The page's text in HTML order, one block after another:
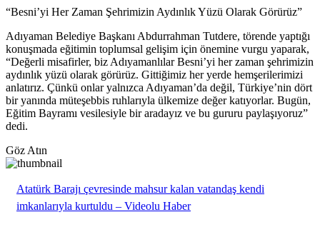
“Besni’yi Her Zaman Şehrimizin Aydınlık Yüzü Olarak Görürüz”
Adıyaman Belediye Başkanı Abdurrahman Tutdere, törende yaptığı
konuşmada eğitimin toplumsal gelişim için önemine vurgu yaparak,
“Değerli misafirler, biz Adıyamanlılar Besni’yi her zaman şehrimizin
aydınlık yüzü olarak görürüz. Gittiğimiz her yerde hemşerilerimizi
anlatırız. Çünkü onlar yalnızca Adıyaman’da değil, Türkiye’nin dört
bir yanında müteşebbis ruhlarıyla ülkemize değer katıyorlar. Bugün,
Eğitim Bayramı vesilesiyle bir aradayız ve bu gururu paylaşıyoruz”
dedi.
Göz Atın
Atatürk Barajı çevresinde mahsur kalan vatandaş kendi
imkanlarıyla kurtuldu – Videolu Haber